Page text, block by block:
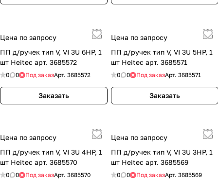
Цена по запросу
ПП д/ручек тип V, VI 3U 6HP, 1
шт Heitec арт. 3685572
0 0 Под заказАрт. 3685572
Заказать
Цена по запросу
ПП д/ручек тип V, VI 3U 5HP, 1
шт Heitec арт. 3685571
0 0 Под заказАрт. 3685571
Заказать
Цена по запросу
ПП д/ручек тип V, VI 3U 4HP, 1
шт Heitec арт. 3685570
0 0 Под заказАрт. 3685570
Цена по запросу
ПП д/ручек тип V, VI 3U 3HP, 1
шт Heitec арт. 3685569
0 0 Под заказАрт. 3685569